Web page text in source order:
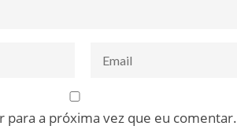
para a próxima vez que eu comentar.